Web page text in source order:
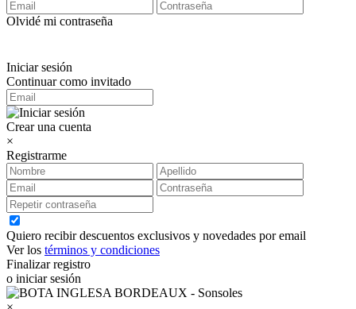
Olvidé mi contraseña
Iniciar sesión
Continuar como invitado
Crear una cuenta
×
Registrarme
Quiero recibir descuentos exclusivos y novedades por email
Ver los términos y condiciones
Finalizar registro
o iniciar sesión